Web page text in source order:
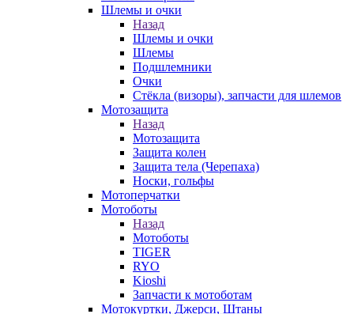
Шлемы и очки
Назад
Шлемы и очки
Шлемы
Подшлемники
Очки
Стёкла (визоры), запчасти для шлемов
Мотозащита
Назад
Мотозащита
Защита колен
Защита тела (Черепаха)
Носки, гольфы
Мотоперчатки
Мотоботы
Назад
Мотоботы
TIGER
RYO
Kioshi
Запчасти к мотоботам
Мотокуртки, Джерси, Штаны